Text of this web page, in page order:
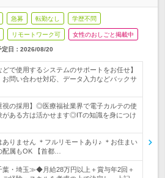
急募 転勤なし 学歴不問
リモートワーク可 女性のおしごと掲載中
日： 2026/08/20
どで使用するシステムのサポートをお任せ】
問い合わせ対応、データ入力などバックサ
視の採用】◎医療福祉業界で電子カルテの使
がある方は活かせます◎ITの知識を身につけ
ありません ＊フルリモートあり♪ ＊お住まい
属もOK 【首都…
・埼玉≫◆月給28万円以上＋賞与年2回＋